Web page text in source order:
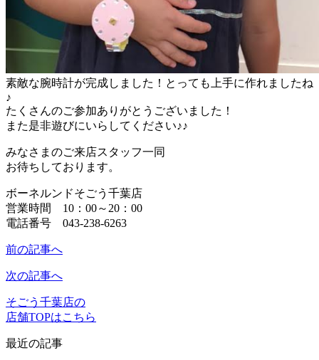
素敵な腕時計が完成しました！とっても上手に作れましたね
♪
たくさんのご参加ありがとうございました！
また是非遊びにいらしてください♪♪
みなさまのご来店スタッフ一同
お待ちしております。
ボーネルンドそごう千葉店
営業時間 10：00～20：00
電話番号 043-238-6263
前の記事へ
次の記事へ
そごう千葉店の
店舗TOPはこちら
最近の記事